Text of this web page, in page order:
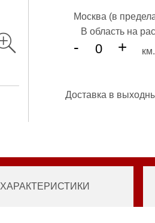
Москва (в
В область на
- +
Доставка в
ХАРАКТЕРИСТИКИ